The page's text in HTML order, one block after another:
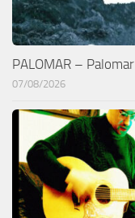
PALOMAR – Palomar
07/08/2026